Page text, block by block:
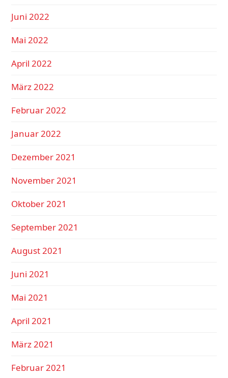
Juni 2022
Mai 2022
April 2022
März 2022
Februar 2022
Januar 2022
Dezember 2021
November 2021
Oktober 2021
September 2021
August 2021
Juni 2021
Mai 2021
April 2021
März 2021
Februar 2021